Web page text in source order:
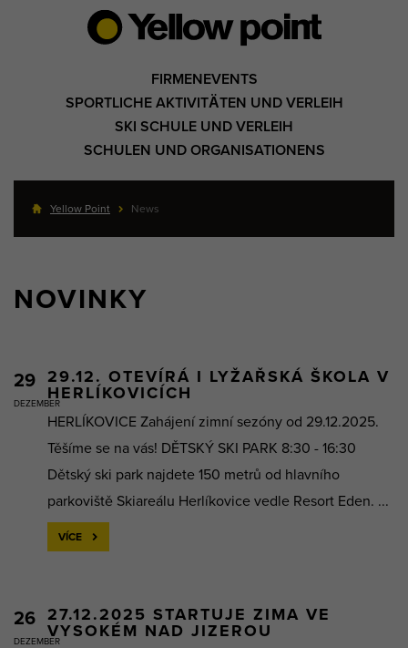
FIRMENEVENTS
SPORTLICHE AKTIVITÄTEN UND VERLEIH
SKI SCHULE UND VERLEIH
SCHULEN UND ORGANISATIONENS
Yellow Point News
NOVINKY
29
DEZEMBER
29.12. OTEVÍRÁ I LYŽAŘSKÁ ŠKOLA V
HERLÍKOVICÍCH
HERLÍKOVICE Zahájení zimní sezóny od 29.12.2025.
Těšíme se na vás! DĚTSKÝ SKI PARK 8:30 - 16:30
Dětský ski park najdete 150 metrů od hlavního
parkoviště Skiareálu Herlíkovice vedle Resort Eden. ...
VÍCE
26
DEZEMBER
27.12.2025 STARTUJE ZIMA VE
VYSOKÉM NAD JIZEROU